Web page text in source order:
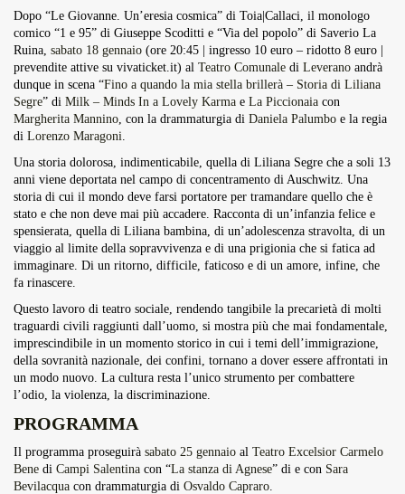
Dopo “Le Giovanne. Un’eresia cosmica” di Toia|Callaci, il monologo
comico “1 e 95” di Giuseppe Scoditti e “Via del popolo” di Saverio La
Ruina, sabato 18 gennaio (ore 20:45 | ingresso 10 euro – ridotto 8 euro |
prevendite attive su vivaticket.it) al Teatro Comunale di Leverano andrà
dunque in scena “Fino a quando la mia stella brillerà – Storia di Liliana
Segre” di Milk – Minds In a Lovely Karma e La Piccionaia con
Margherita Mannino, con la drammaturgia di Daniela Palumbo e la regia
di Lorenzo Maragoni.
Una storia dolorosa, indimenticabile, quella di Liliana Segre che a soli 13
anni viene deportata nel campo di concentramento di Auschwitz. Una
storia di cui il mondo deve farsi portatore per tramandare quello che è
stato e che non deve mai più accadere. Racconta di un’infanzia felice e
spensierata, quella di Liliana bambina, di un’adolescenza stravolta, di un
viaggio al limite della sopravvivenza e di una prigionia che si fatica ad
immaginare. Di un ritorno, difficile, faticoso e di un amore, infine, che
fa rinascere.
Questo lavoro di teatro sociale, rendendo tangibile la precarietà di molti
traguardi civili raggiunti dall’uomo, si mostra più che mai fondamentale,
imprescindibile in un momento storico in cui i temi dell’immigrazione,
della sovranità nazionale, dei confini, tornano a dover essere affrontati in
un modo nuovo. La cultura resta l’unico strumento per combattere
l’odio, la violenza, la discriminazione.
PROGRAMMA
Il programma proseguirà sabato 25 gennaio al Teatro Excelsior Carmelo
Bene di Campi Salentina con “La stanza di Agnese” di e con Sara
Bevilacqua con drammaturgia di Osvaldo Capraro.